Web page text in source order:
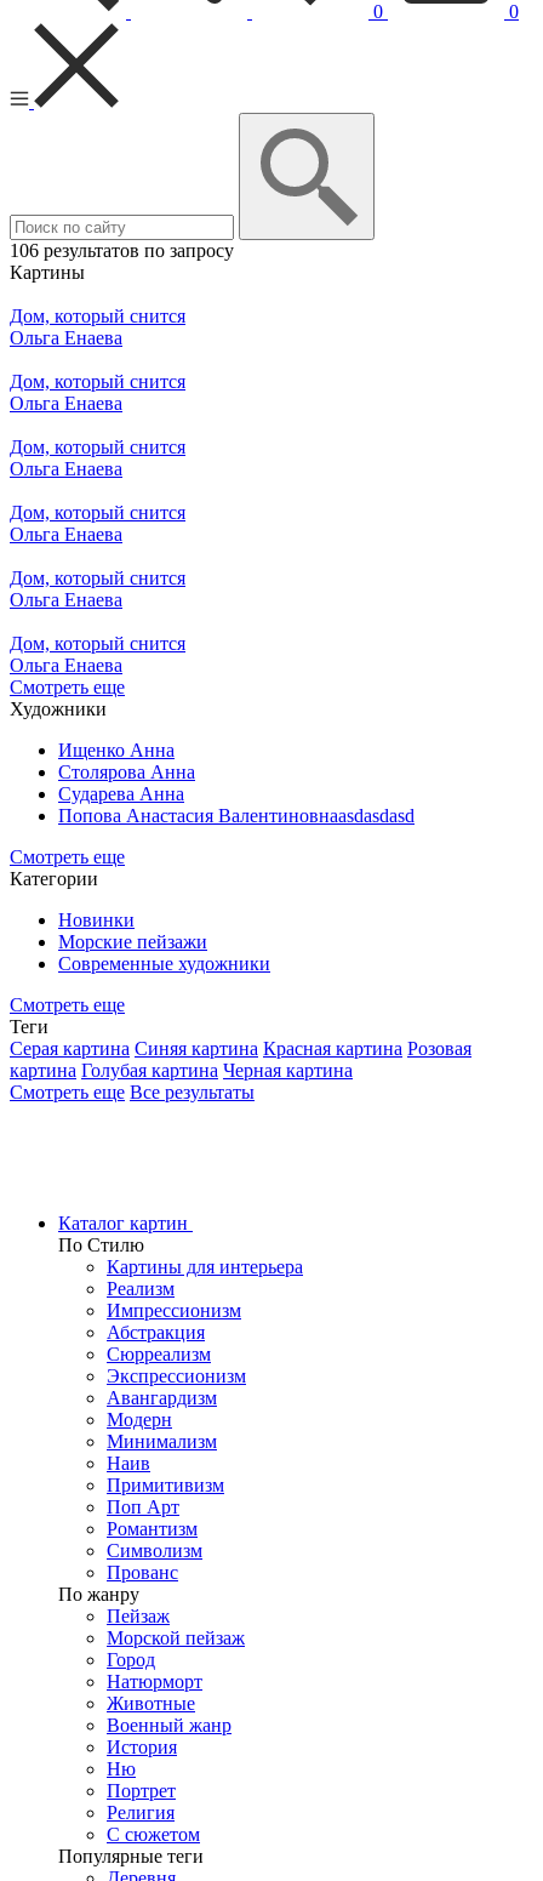
0 0
106 результатов по запросу
Картины
Дом, который снится
Ольга Енаева
Дом, который снится
Ольга Енаева
Дом, который снится
Ольга Енаева
Дом, который снится
Ольга Енаева
Дом, который снится
Ольга Енаева
Дом, который снится
Ольга Енаева
Смотреть еще
Художники
Ищенко Анна
Столярова Анна
Сударева Анна
Попова Анастасия Валентиновнаasdasdasd
Смотреть еще
Категории
Новинки
Морские пейзажи
Современные художники
Смотреть еще
Теги
Серая картина Синяя картина Красная картина Розовая
картина Голубая картина Черная картина
Смотреть еще Все результаты
Каталог картин
По Стилю
Картины для интерьера
Реализм
Импрессионизм
Абстракция
Сюрреализм
Экспрессионизм
Авангардизм
Модерн
Минимализм
Наив
Примитивизм
Поп Арт
Романтизм
Символизм
Прованс
По жанру
Пейзаж
Морской пейзаж
Город
Натюрморт
Животные
Военный жанр
История
Ню
Портрет
Религия
С сюжетом
Популярные теги